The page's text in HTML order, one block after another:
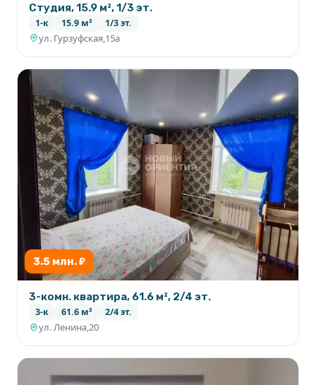
Студия, 15.9 м², 1/3 эт.
1-к 15.9 м² 1/3 эт.
ул. Гурзуфская,15а
3.5 млн. ₽
3-комн. квартира, 61.6 м², 2/4 эт.
3-к 61.6 м² 2/4 эт.
ул. Ленина,20